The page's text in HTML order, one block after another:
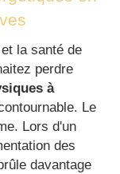
la santé de
perdre
à
Le
Lors d'un
des
davantage